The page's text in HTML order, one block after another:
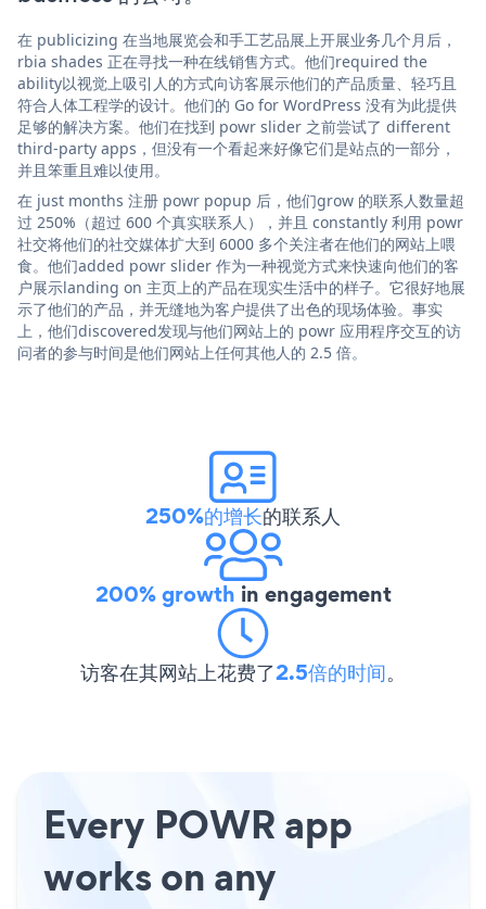
在 publicizing 在当地展览会和手工艺品展上开展业务几个月后，
rbia shades 正在寻找一种在线销售方式。他们required the
ability以视觉上吸引人的方式向访客展示他们的产品质量、轻巧且
符合人体工程学的设计。他们的 Go for WordPress 没有为此提供
足够的解决方案。他们在找到 powr slider 之前尝试了 different
third-party apps，但没有一个看起来好像它们是站点的一部分，
并且笨重且难以使用。
在 just months 注册 powr popup 后，他们grow 的联系人数量超
过 250%（超过 600 个真实联系人），并且 constantly 利用 powr
社交将他们的社交媒体扩大到 6000 多个关注者在他们的网站上喂
食。他们added powr slider 作为一种视觉方式来快速向他们的客
户展示landing on 主页上的产品在现实生活中的样子。它很好地展
示了他们的产品，并无缝地为客户提供了出色的现场体验。事实
上，他们discovered发现与他们网站上的 powr 应用程序交互的访
问者的参与时间是他们网站上任何其他人的 2.5 倍。
250%的增长的联系人
200% growth in engagement
访客在其网站上花费了2.5倍的时间。
Every POWR app
works on any